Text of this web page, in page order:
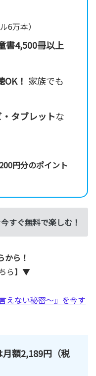
6万本）
書4,500冊以上
！ 家族でも
タブレットな
円分のポイント
すぐ無料で楽しむ！
から！
ら】▼
えない秘密～』を今す
月額2,189円（税